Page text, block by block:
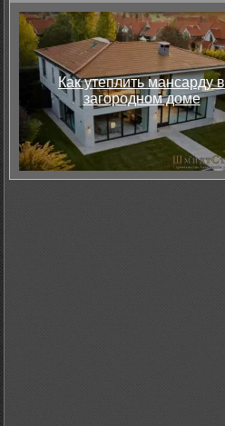
Как утеплить мансарду в
загородном доме